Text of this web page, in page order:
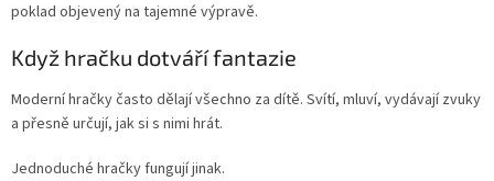
poklad objevený na tajemné výpravě.
Když hračku dotváří fantazie
Moderní hračky často dělají všechno za dítě. Svítí, mluví, vydávají zvuky
a přesně určují, jak si s nimi hrát.
Jednoduché hračky fungují jinak.